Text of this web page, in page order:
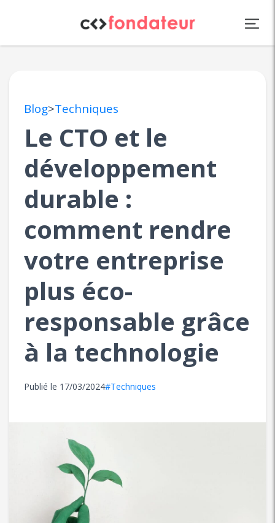
Blog>Techniques
Le CTO et le
développement
durable :
comment rendre
votre entreprise
plus éco-
responsable grâce
à la technologie
Publié le 17/03/2024#Techniques